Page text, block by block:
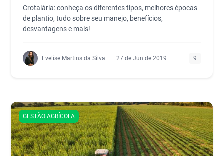
Crotalária: conheça os diferentes tipos, melhores épocas
de plantio, tudo sobre seu manejo, benefícios,
desvantagens e mais!
Evelise Martins da Silva 27 de Jun de 2019 9
GESTÃO AGRÍCOLA